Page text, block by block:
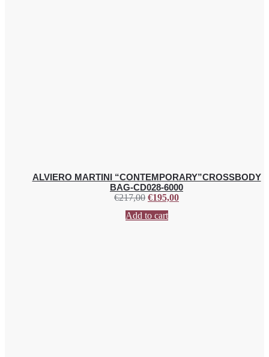
ALVIERO MARTINI “CONTEMPORARY”CROSSBODY
BAG-CD028-6000
€217,00 €195,00
Add to cart